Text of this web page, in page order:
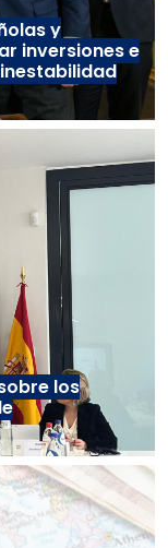
y
inversiones e
los